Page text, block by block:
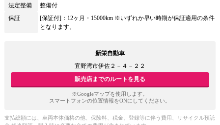
法定整備
整備付
保証
[保証付]：12ヶ月・15000km ※いずれか早い時期が保証適用の条件
となります。
新栄自動車
宜野湾市伊佐２－４－２２
販売店までのルートを見る
※Googleマップを使用します。
スマートフォンの位置情報をONにしてください。
支払総額には、車両本体価格の他、保険料、税金、登録等に伴う費用、リサイクル預託